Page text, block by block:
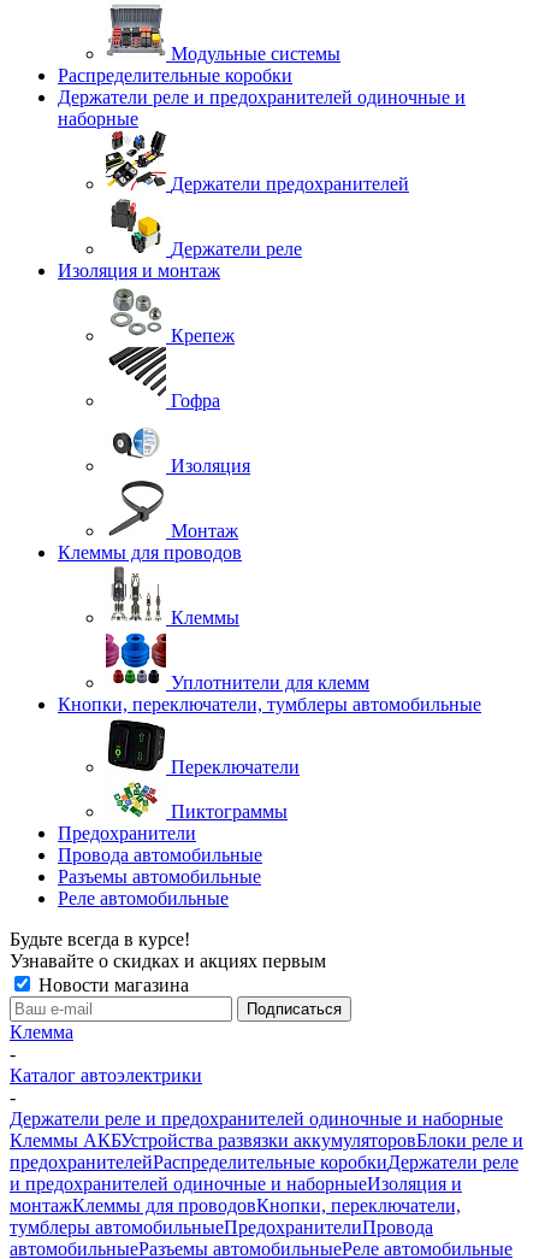
Модульные системы
Распределительные коробки
Держатели реле и предохранителей одиночные и
наборные
Держатели предохранителей
Держатели реле
Изоляция и монтаж
Крепеж
Гофра
Изоляция
Монтаж
Клеммы для проводов
Клеммы
Уплотнители для клемм
Кнопки, переключатели, тумблеры автомобильные
Переключатели
Пиктограммы
Предохранители
Провода автомобильные
Разъемы автомобильные
Реле автомобильные
Будьте всегда в курсе!
Узнавайте о скидках и акциях первым
Новости магазина
Клемма
-
Каталог автоэлектрики
-
Держатели реле и предохранителей одиночные и наборные
Клеммы АКБУстройства развязки аккумуляторовБлоки реле и
предохранителейРаспределительные коробкиДержатели реле
и предохранителей одиночные и наборныеИзоляция и
монтажКлеммы для проводовКнопки, переключатели,
тумблеры автомобильныеПредохранителиПровода
автомобильныеРазъемы автомобильныеРеле автомобильные